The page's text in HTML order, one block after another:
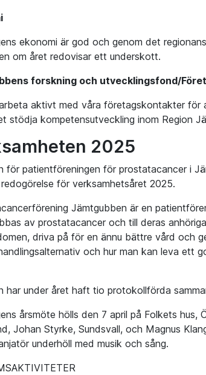
ekonomi är god och genom det
om året redovisar ett underskott.
forskning och utvecklingsfond/
aktivt med våra företagskontakter
stödja kompetensutveckling inom Region
2025
för patientföreningen för prostatacancer i
för verksamhetsåret 2025.
Jämtgubben är en
av prostatacancer och till deras
driva på för en ännu bättre vård och
och hur man kan
har under året haft tio protokollförda
årsmöte hölls den 7 april på Folkets hus,
Johan Styrke, Sundsvall, och Magnus
underhöll med musik och sång.